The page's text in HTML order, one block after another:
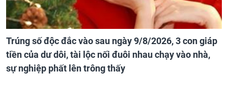
Trúng số độc đắc vào sau ngày 9/8/2026, 3 con giáp
tiền của dư dôi, tài lộc nối đuôi nhau chạy vào nhà,
sự nghiệp phất lên trông thấy